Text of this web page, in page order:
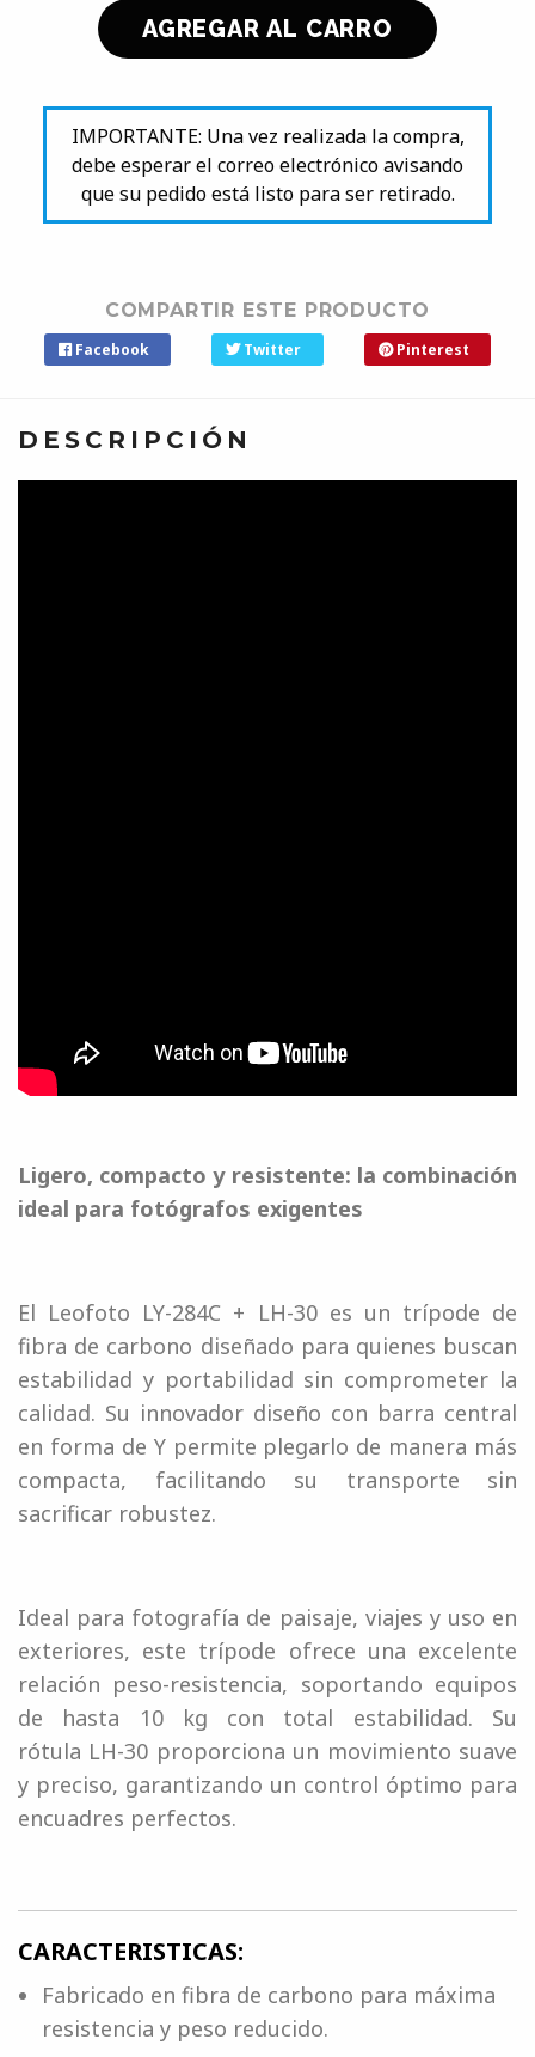
IMPORTANTE: Una vez realizada la compra,
debe esperar el correo electrónico avisando
que su pedido está listo para ser retirado.
COMPARTIR ESTE PRODUCTO
Facebook Twitter Pinterest
DESCRIPCIÓN
Ligero, compacto y resistente: la combinación
ideal para fotógrafos exigentes
El Leofoto LY-284C + LH-30 es un trípode de
fibra de carbono diseñado para quienes buscan
estabilidad y portabilidad sin comprometer la
calidad. Su innovador diseño con barra central
en forma de Y permite plegarlo de manera más
compacta, facilitando su transporte sin
sacrificar robustez.
Ideal para fotografía de paisaje, viajes y uso en
exteriores, este trípode ofrece una excelente
relación peso-resistencia, soportando equipos
de hasta 10 kg con total estabilidad. Su
rótula LH-30 proporciona un movimiento suave
y preciso, garantizando un control óptimo para
encuadres perfectos.
CARACTERISTICAS:
Fabricado en fibra de carbono para máxima
resistencia y peso reducido.